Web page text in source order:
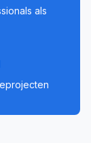
als